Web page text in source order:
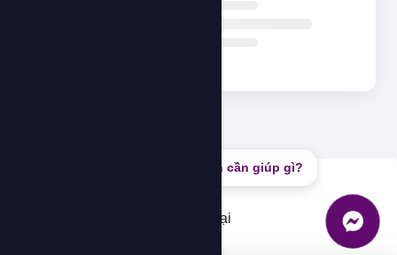
Bạn cần giúp gì?
Không thể tải dữ liệu, vui lòng thử lại